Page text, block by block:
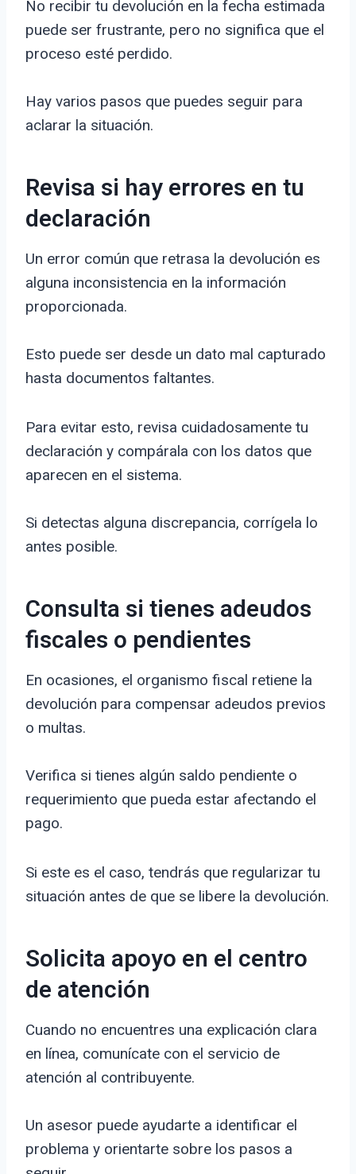
No recibir tu devolución en la fecha estimada
puede ser frustrante, pero no significa que el
proceso esté perdido.
Hay varios pasos que puedes seguir para
aclarar la situación.
Revisa si hay errores en tu
declaración
Un error común que retrasa la devolución es
alguna inconsistencia en la información
proporcionada.
Esto puede ser desde un dato mal capturado
hasta documentos faltantes.
Para evitar esto, revisa cuidadosamente tu
declaración y compárala con los datos que
aparecen en el sistema.
Si detectas alguna discrepancia, corrígela lo
antes posible.
Consulta si tienes adeudos
fiscales o pendientes
En ocasiones, el organismo fiscal retiene la
devolución para compensar adeudos previos
o multas.
Verifica si tienes algún saldo pendiente o
requerimiento que pueda estar afectando el
pago.
Si este es el caso, tendrás que regularizar tu
situación antes de que se libere la devolución.
Solicita apoyo en el centro
de atención
Cuando no encuentres una explicación clara
en línea, comunícate con el servicio de
atención al contribuyente.
Un asesor puede ayudarte a identificar el
problema y orientarte sobre los pasos a